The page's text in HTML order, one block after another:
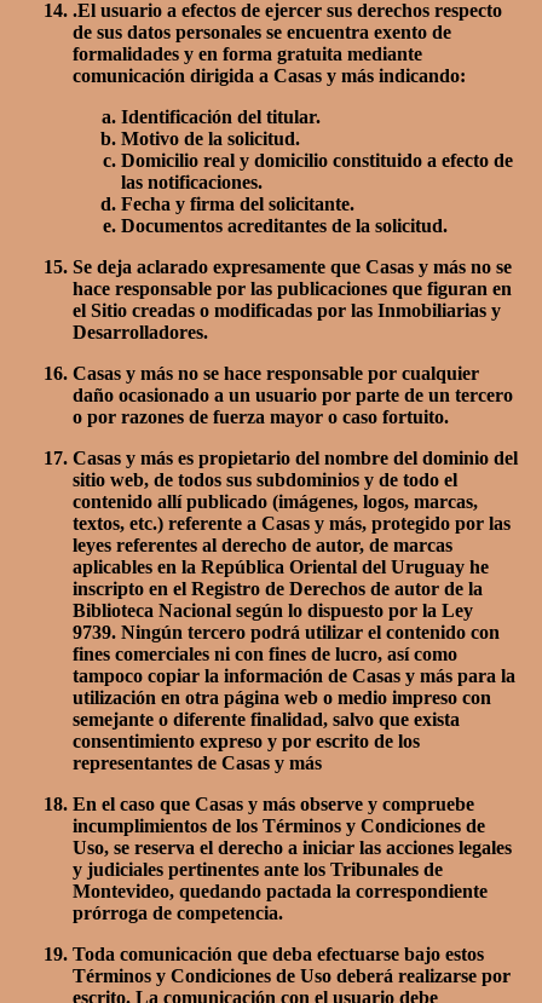
.El usuario a efectos de ejercer sus derechos respecto
de sus datos personales se encuentra exento de
formalidades y en forma gratuita mediante
comunicación dirigida a Casas y más indicando:
Identificación del titular.
Motivo de la solicitud.
Domicilio real y domicilio constituido a efecto de
las notificaciones.
Fecha y firma del solicitante.
Documentos acreditantes de la solicitud.
Se deja aclarado expresamente que Casas y más no se
hace responsable por las publicaciones que figuran en
el Sitio creadas o modificadas por las Inmobiliarias y
Desarrolladores.
Casas y más no se hace responsable por cualquier
daño ocasionado a un usuario por parte de un tercero
o por razones de fuerza mayor o caso fortuito.
Casas y más es propietario del nombre del dominio del
sitio web, de todos sus subdominios y de todo el
contenido allí publicado (imágenes, logos, marcas,
textos, etc.) referente a Casas y más, protegido por las
leyes referentes al derecho de autor, de marcas
aplicables en la República Oriental del Uruguay he
inscripto en el Registro de Derechos de autor de la
Biblioteca Nacional según lo dispuesto por la Ley
9739. Ningún tercero podrá utilizar el contenido con
fines comerciales ni con fines de lucro, así como
tampoco copiar la información de Casas y más para la
utilización en otra página web o medio impreso con
semejante o diferente finalidad, salvo que exista
consentimiento expreso y por escrito de los
representantes de Casas y más
En el caso que Casas y más observe y compruebe
incumplimientos de los Términos y Condiciones de
Uso, se reserva el derecho a iniciar las acciones legales
y judiciales pertinentes ante los Tribunales de
Montevideo, quedando pactada la correspondiente
prórroga de competencia.
Toda comunicación que deba efectuarse bajo estos
Términos y Condiciones de Uso deberá realizarse por
escrito. La comunicación con el usuario debe